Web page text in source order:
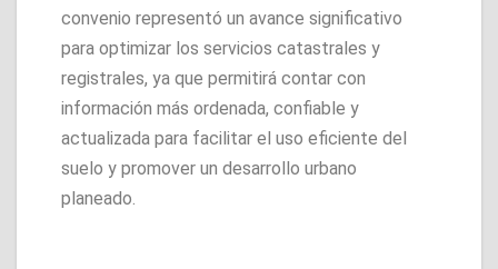
convenio representó un avance significativo
para optimizar los servicios catastrales y
registrales, ya que permitirá contar con
información más ordenada, confiable y
actualizada para facilitar el uso eficiente del
suelo y promover un desarrollo urbano
planeado.